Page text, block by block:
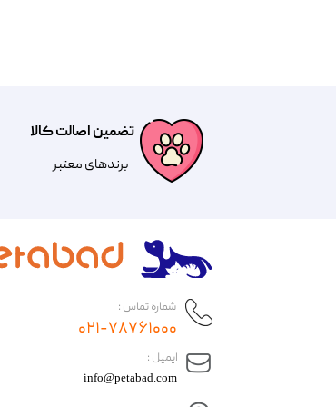
تضمین اصالت کالا
​​برندهای معتبر​​​​​​​
​ایمیل :
info@petabad.com
شماره تماس :
۰۲۱-۷۸۷۶۱۰۰۰